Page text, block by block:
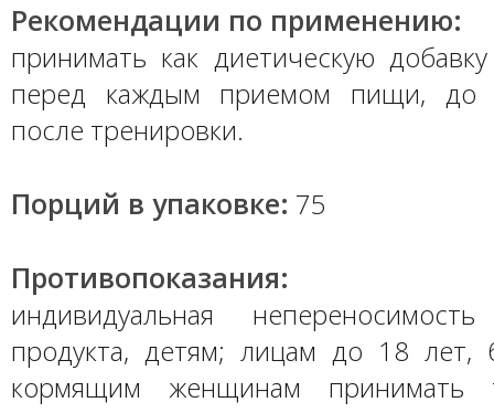
Рекомендации по применению:
принимать как диетическую
перед каждым приемом пищи, до
после тренировки.
Порций в упаковке: 75
Противопоказания:
индивидуальная
продукта, детям; лицам до 18 лет,
кормящим женщинам принимать